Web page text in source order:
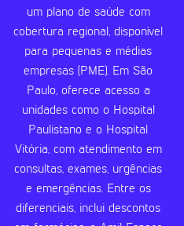
um plano de saúde com
cobertura regional, disponível
para pequenas e médias
empresas (PME). Em São
Paulo, oferece acesso a
unidades como o Hospital
Paulistano e o Hospital
Vitória, com atendimento em
consultas, exames, urgências
e emergências. Entre os
diferenciais, inclui descontos